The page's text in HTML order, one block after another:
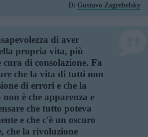
Di Gustavo Zagrebelsky
di aver
propria vita, più
di consolazione. Fa
che la vita di tutti non
di errori e che la
è che apparenza e
che tutto poteva
e che c'è un oscuro
che la rivoluzione